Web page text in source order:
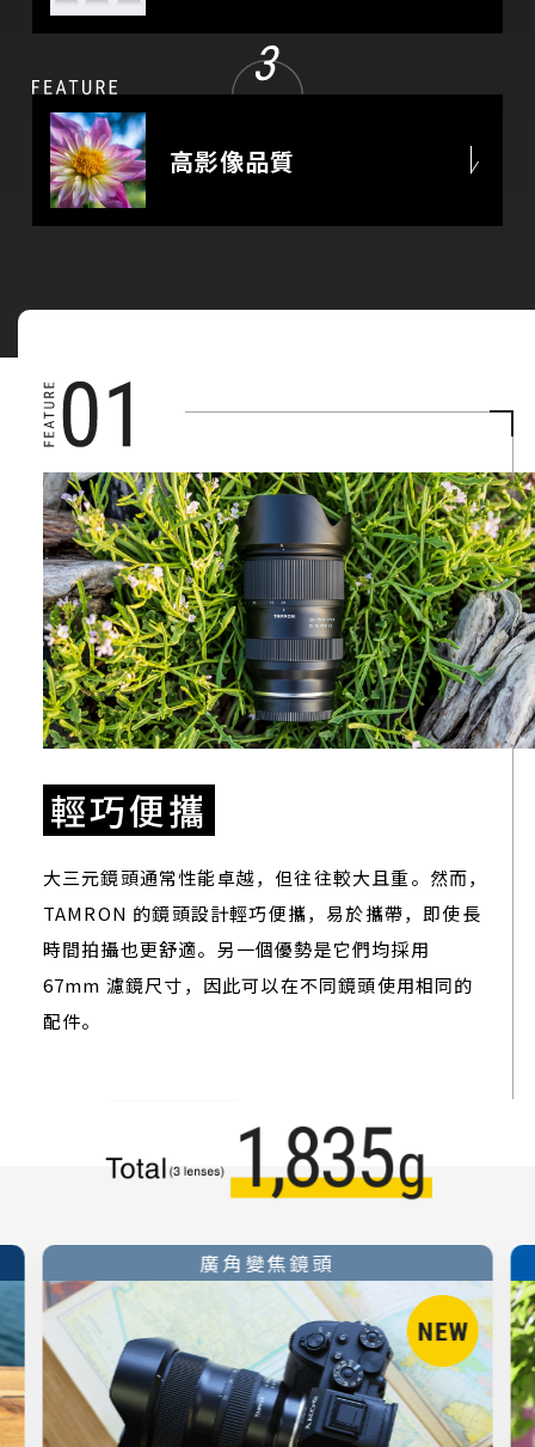
高影像品質
輕巧便攜
大三元鏡頭通常性能卓越，但往往較大且重。然而，
TAMRON 的鏡頭設計輕巧便攜，易於攜帶，即使長
時間拍攝也更舒適。另一個優勢是它們均採用
67mm 濾鏡尺寸，因此可以在不同鏡頭使用相同的
配件。
廣角變焦鏡頭